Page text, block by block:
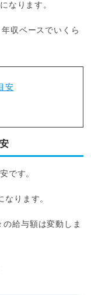
なります。
収ベースでいくら
安
です。
なります。
給与額は変動しま